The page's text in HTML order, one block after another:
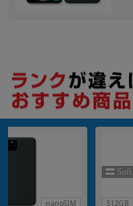
nanoSIM 512GB